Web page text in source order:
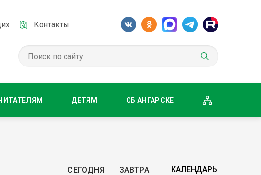
Контакты
ДЕТЯМ ОБ АНГАРСКЕ
СЕГОДНЯ ЗАВТРА